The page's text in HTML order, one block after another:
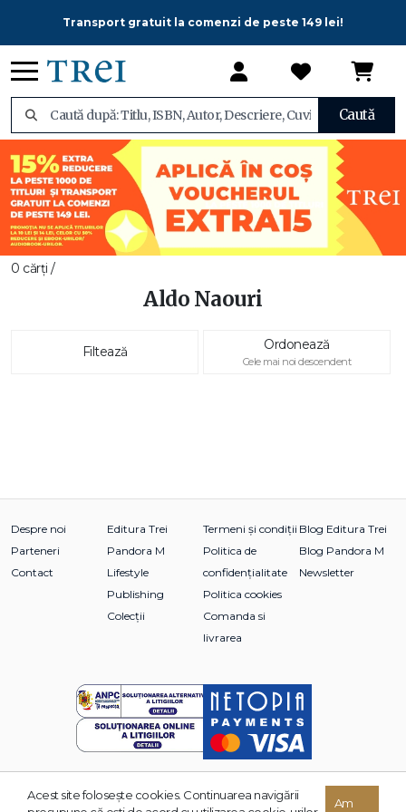
Transport gratuit la comenzi de peste 149 lei!
Caută
0 cărți /
Aldo Naouri
Filtează Ordonează
Cele mai noi descendent
Despre noi
Parteneri
Contact
Editura Trei
Pandora M
Lifestyle
Publishing
Colecții
Termeni și condiții
Politica de
confidențialitate
Politica cookies
Comanda si
livrarea
Blog Editura Trei
Blog Pandora M
Newsletter
© 2026 Grupul Editorial TREI. Toate drepturile rezervate.
Acest site foloseşte cookies. Continuarea navigării
Am